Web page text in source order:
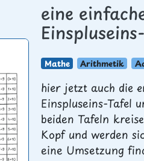
eine
Mathe Arithmetik
hier jetzt auch die
Einspluseins-Tafel
beiden Tafeln
Kopf und werden
eine Umsetzung